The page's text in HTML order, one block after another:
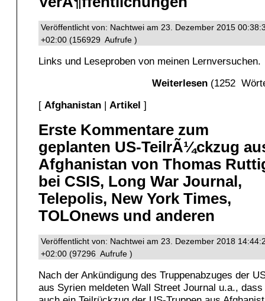
Veröffentlicht von: Nachtwei am 23. Dezember 2015
+02:00 (156929 Aufrufe )
Links und Leseproben von meinen Lernversuchen.
Weiterlesen (1252
[ Afghanistan | Artikel ]
Erste Kommentare zum
geplanten US-TeilrÃ¼ckzug
Afghanistan von Thomas
bei CSIS, Long War Journal,
Telepolis, New York Times,
TOLOnews und anderen
Veröffentlicht von: Nachtwei am 23. Dezember 2018
+02:00 (97296 Aufrufe )
Nach der Ankündigung des Truppenabzuges der
aus Syrien meldeten Wall Street Journal u.a., dass